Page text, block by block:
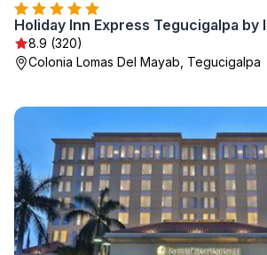
Holiday Inn Express Tegucigalpa by
8.9 (320)
Colonia Lomas Del Mayab, Tegucigalpa